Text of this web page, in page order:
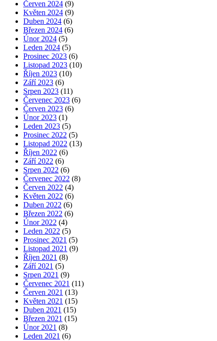
Červen 2024 (9)
Květen 2024 (9)
Duben 2024 (6)
Březen 2024 (6)
Únor 2024 (5)
Leden 2024 (5)
Prosinec 2023 (6)
Listopad 2023 (10)
Říjen 2023 (10)
Září 2023 (6)
Srpen 2023 (11)
Červenec 2023 (6)
Červen 2023 (6)
Únor 2023 (1)
Leden 2023 (5)
Prosinec 2022 (5)
Listopad 2022 (13)
Říjen 2022 (6)
Září 2022 (6)
Srpen 2022 (6)
Červenec 2022 (8)
Červen 2022 (4)
Květen 2022 (6)
Duben 2022 (6)
Březen 2022 (6)
Únor 2022 (4)
Leden 2022 (5)
Prosinec 2021 (5)
Listopad 2021 (9)
Říjen 2021 (8)
Září 2021 (5)
Srpen 2021 (9)
Červenec 2021 (11)
Červen 2021 (13)
Květen 2021 (15)
Duben 2021 (15)
Březen 2021 (15)
Únor 2021 (8)
Leden 2021 (6)